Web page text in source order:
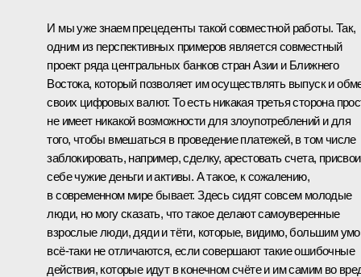
И мы уже знаем прецеденты такой совместной работы. Так,
одним из перспективных примеров является совместный
проект ряда центральных банков стран Азии и Ближнего
Востока, который позволяет им осуществлять выпуск и
своих цифровых валют. То есть никакая третья сторона
не имеет никакой возможности для злоупотреблений и для
того, чтобы вмешаться в проведение платежей, в том числе
заблокировать, например, сделку, арестовать счета,
себе чужие деньги и активы. А такое, к сожалению,
в современном мире бывает. Здесь сидят совсем молодые
люди, но могу сказать, что такое делают самоуверенные
взрослые люди, дяди и тёти, которые, видимо, большим
всё-таки не отличаются, если совершают такие ошибочные
действия, которые идут в конечном счёте и им самим во